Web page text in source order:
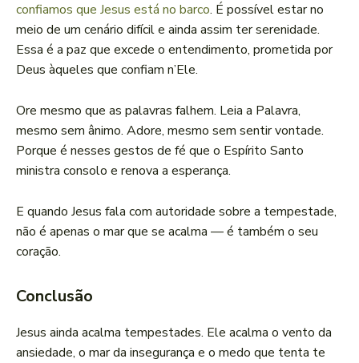
confiamos que Jesus está no barco. É possível estar no
meio de um cenário difícil e ainda assim ter serenidade.
Essa é a paz que excede o entendimento, prometida por
Deus àqueles que confiam n’Ele.
Ore mesmo que as palavras falhem. Leia a Palavra,
mesmo sem ânimo. Adore, mesmo sem sentir vontade.
Porque é nesses gestos de fé que o Espírito Santo
ministra consolo e renova a esperança.
E quando Jesus fala com autoridade sobre a tempestade,
não é apenas o mar que se acalma — é também o seu
coração.
Conclusão
Jesus ainda acalma tempestades. Ele acalma o vento da
ansiedade, o mar da insegurança e o medo que tenta te